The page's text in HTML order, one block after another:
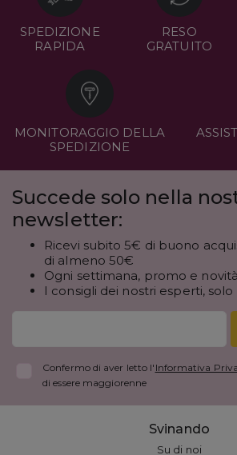
SPEDIZIONE
RAPIDA
RESO
GRATUITO
MONITORAGGIO DELLA
SPEDIZIONE
Succede solo nella
newsletter:
Ricevi subito 5€ di buono
di almeno 50€
Ogni settimana, promo e
I consigli dei nostri esperti,
Confermo di aver letto l' Informativa
di essere maggiorenne
Svinando
Su di noi